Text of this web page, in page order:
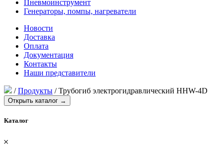
Пневмоинструмент
Генераторы, помпы, нагреватели
Новости
Доставка
Оплата
Документация
Контакты
Наши представители
/Продукты /Трубогиб электрогидравлический HHW-4D
Открыть каталог →
Каталог
𐄂